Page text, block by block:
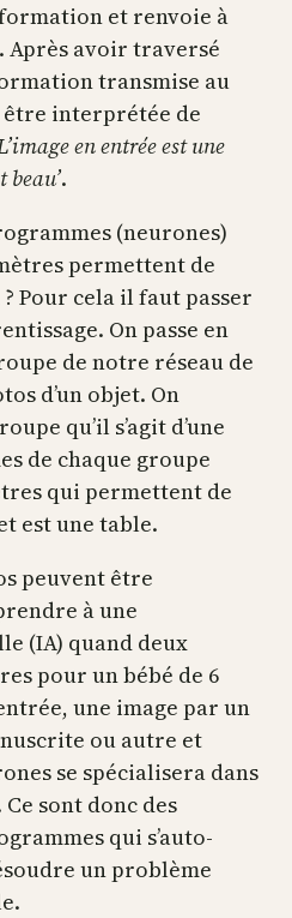
et renvoie à
avoir traversé
transmise au
interprétée de
en entrée est une
.
(neurones)
permettent de
Pour cela il faut passer
On passe en
de notre réseau de
d’un objet. On
qu’il s’agit d’une
de chaque groupe
qui permettent de
est une table.
peuvent être
à une
(IA) quand deux
pour un bébé de 6
une image par un
ou autre et
se spécialisera dans
Ce sont donc des
qui s’auto-
un problème